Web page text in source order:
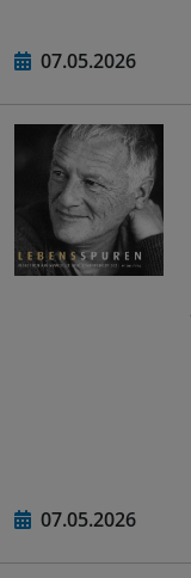
07.05.2026
07.05.2026